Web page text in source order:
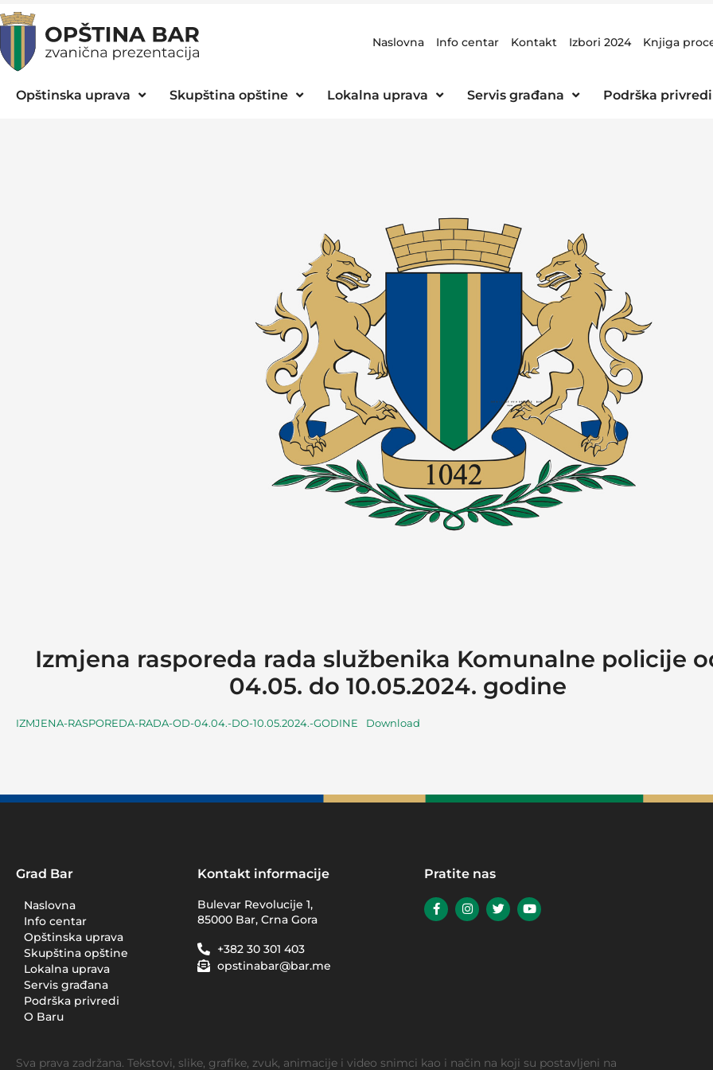
Naslovna Info centar Kontakt Izbori 2024 Knjiga
Opštinska uprava Skupština opštine Lokalna uprava Servis građana Podrška privredi
Izmjena rasporeda rada službenika Komunalne policije
04.05. do 10.05.2024. godine
IZMJENA-RASPOREDA-RADA-OD-04.04.-DO-10.05.2024.-GODINE Download
Grad Bar
Naslovna
Info centar
Opštinska uprava
Skupština opštine
Lokalna uprava
Servis građana
Podrška privredi
O Baru
Kontakt informacije
Bulevar Revolucije 1,
85000 Bar, Crna Gora
+382 30 301 403
opstinabar@bar.me
Pratite nas
Sva prava zadržana. Tekstovi, slike, grafike, zvuk, animacije i video snimci kao i način na koji su postavljeni na